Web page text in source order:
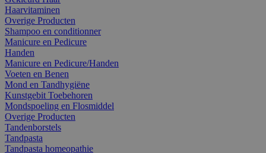
Haarvitaminen
Overige Producten
Shampoo en conditionner
Manicure en Pedicure
Handen
Manicure en Pedicure/Handen
Voeten en Benen
Mond en Tandhygiëne
Kunstgebit Toebehoren
Mondspoeling en Flosmiddel
Overige Producten
Tandenborstels
Tandpasta
Tandpasta homeopathie